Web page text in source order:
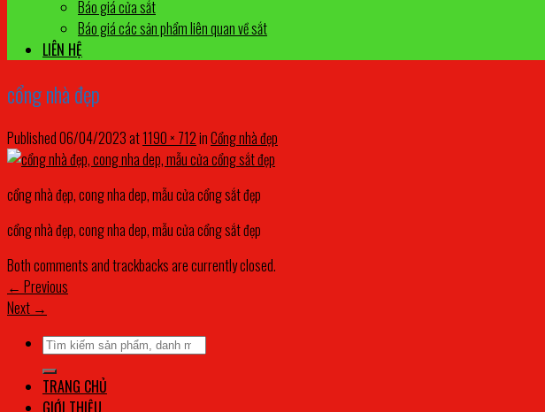
Báo giá cửa sắt
Báo giá các sản phẩm liên quan về sắt
LIÊN HỆ
cổng nhà đẹp
Published06/04/2023at1190 × 712inCổng nhà đẹp
cổng nhà đẹp, cong nha dep, mẫu cửa cổng sắt đẹp
cổng nhà đẹp, cong nha dep, mẫu cửa cổng sắt đẹp
Both comments and trackbacks are currently closed.
← Previous
Next →
Tìm
kiếm:
TRANG CHỦ
GIỚI THIỆU